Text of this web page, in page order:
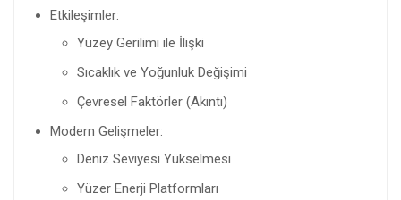
Etkileşimler:
Yüzey Gerilimi ile İlişki
Sıcaklık ve Yoğunluk Değişimi
Çevresel Faktörler (Akıntı)
Modern Gelişmeler:
Deniz Seviyesi Yükselmesi
Yüzer Enerji Platformları